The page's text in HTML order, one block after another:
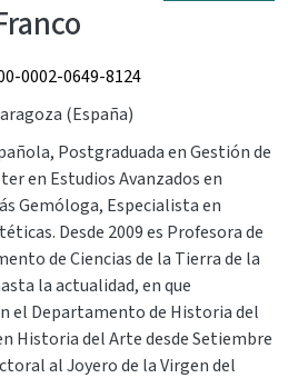
0002-0649-8124
(España)
Postgraduada en Gestión de
en Estudios Avanzados en
Gemóloga, Especialista en
Desde 2009 es Profesora de
de Ciencias de la Tierra de la
la actualidad, en que
el Departamento de Historia del
Historia del Arte desde Setiembre
al Joyero de la Virgen del